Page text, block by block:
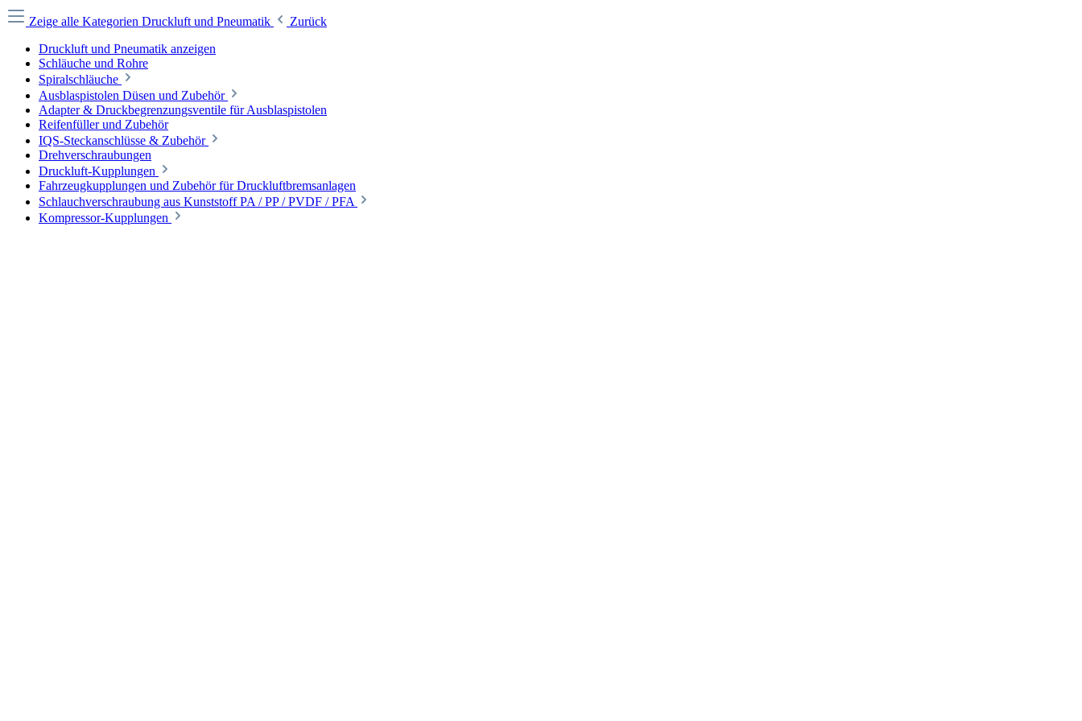
Zeige alle Kategorien Druckluft und Pneumatik
Zurück
Druckluft und Pneumatik anzeigen
Schläuche und Rohre
Spiralschläuche
Ausblaspistolen Düsen und Zubehör
Adapter & Druckbegrenzungsventile für Ausblaspistolen
Reifenfüller und Zubehör
IQS-Steckanschlüsse & Zubehör
Drehverschraubungen
Druckluft-Kupplungen
Fahrzeugkupplungen und Zubehör für Druckluftbremsanlagen
Schlauchverschraubung aus Kunststoff PA / PP / PVDF / PFA
Kompressor-Kupplungen